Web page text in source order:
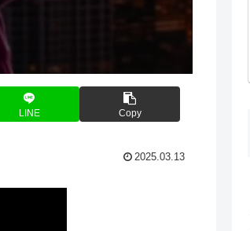
LINE Copy
2025.03.13